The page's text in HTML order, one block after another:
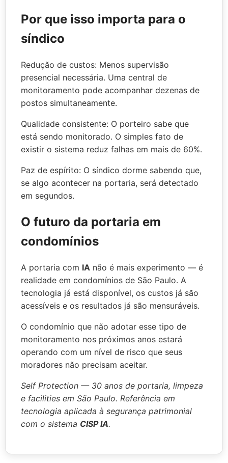
Por que isso importa para o
síndico
Redução de custos: Menos supervisão
presencial necessária. Uma central de
monitoramento pode acompanhar dezenas de
postos simultaneamente.
Qualidade consistente: O porteiro sabe que
está sendo monitorado. O simples fato de
existir o sistema reduz falhas em mais de 60%.
Paz de espírito: O síndico dorme sabendo que,
se algo acontecer na portaria, será detectado
em segundos.
O futuro da portaria em
condomínios
A portaria com IA não é mais experimento — é
realidade em condomínios de São Paulo. A
tecnologia já está disponível, os custos já são
acessíveis e os resultados já são mensuráveis.
O condomínio que não adotar esse tipo de
monitoramento nos próximos anos estará
operando com um nível de risco que seus
moradores não precisam aceitar.
Self Protection — 30 anos de portaria, limpeza
e facilities em São Paulo. Referência em
tecnologia aplicada à segurança patrimonial
com o sistema CISP IA.